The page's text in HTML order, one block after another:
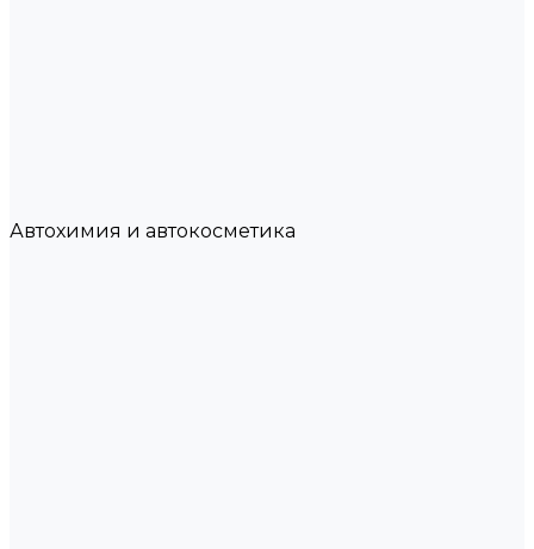
Автохимия и автокосметика